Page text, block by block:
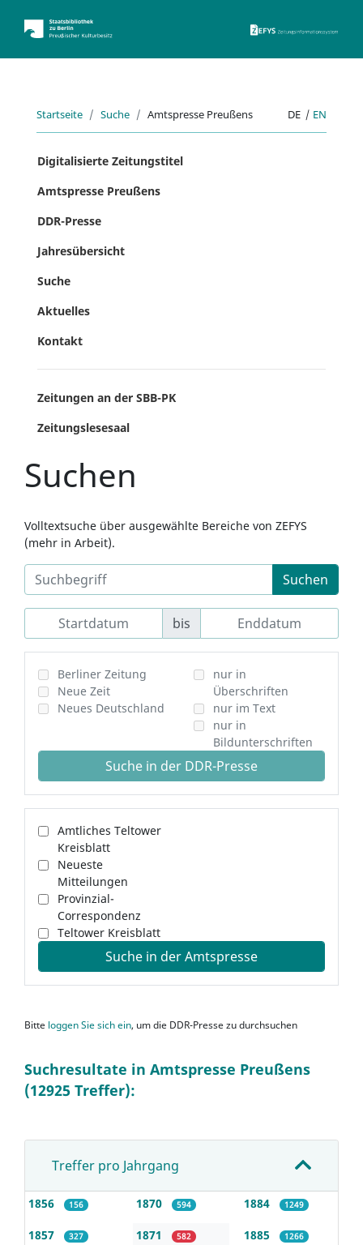
Startseite Suche Amtspresse Preußens DE | EN
Digitalisierte Zeitungstitel
Amtspresse Preußens
DDR-Presse
Jahresübersicht
Suche
Aktuelles
Kontakt
Zeitungen an der SBB-PK
Zeitungslesesaal
Suchen
Volltextsuche über ausgewählte Bereiche von ZEFYS
(mehr in Arbeit).
Suchen
bis
Berliner Zeitung
Neue Zeit
Neues Deutschland
nur in
Überschriften
nur im Text
nur in
Bildunterschriften
Suche in der DDR-Presse
Amtliches Teltower
Kreisblatt
Neueste
Mitteilungen
Provinzial-
Correspondenz
Teltower Kreisblatt
Suche in der Amtspresse
Bitte loggen Sie sich ein, um die DDR-Presse zu durchsuchen
Suchresultate in Amtspresse Preußens
(12925 Treffer):
Treffer pro Jahrgang
1856 156
1857 327
1870 594
1871 582
1884 1249
1885 1266